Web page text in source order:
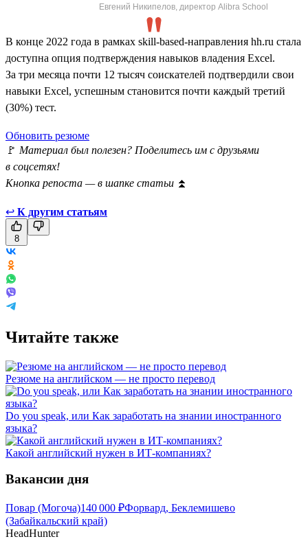
Евгений Никипелов, директор Alibra School
В конце 2022 года в рамках skill-based-направления hh.ru стала
доступна опция подтверждения навыков владения Excel.
За три месяца почти 12 тысяч соискателей подтвердили свои
навыки Excel, успешным становится почти каждый третий
(30%) тест.
Обновить резюме
🚩 Материал был полезен? Поделитесь им с друзьями
в соцсетях!
Кнопка репоста — в шапке статьи ⏫
↩ К другим статьям
8
Читайте также
Резюме на английском — не просто перевод
Do you speak, или Как заработать на знании иностранного
языка?
Какой английский нужен в ИТ-компаниях?
Вакансии дня
Повар (Могоча)140 000 ₽Форвард, Беклемишево
(Забайкальский край)
HeadHunter